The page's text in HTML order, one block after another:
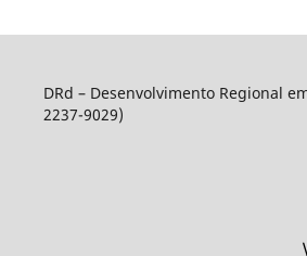
DRd – Desenvolvimento Regional
2237-9029)